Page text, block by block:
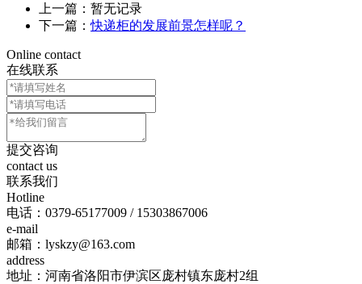
上一篇：暂无记录
下一篇：快递柜的发展前景怎样呢？
Online contact
在线联系
提交咨询
contact us
联系我们
Hotline
电话： 0379-65177009 / 15303867006
e-mail
邮箱：lyskzy@163.com
address
地址：河南省洛阳市伊滨区庞村镇东庞村2组